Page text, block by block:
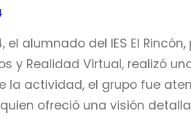
alumnado del IES El
y Realidad Virtual, realizó
la actividad, el grupo fue
ofreció una visión